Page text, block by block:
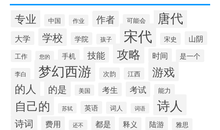
专业 中国 作业 作者 可能会 唐代
大学 学校 学院 孩子 宋代 宋史 山阴
工作 您的 手机 技能 攻略 时间 是一个
李白 梦幻西游 次韵 江西 游戏
的人 的是 美国 考生 考试 能力
自己的 苏轼 英语 词人 词语 诗人
诗词 费用 还不 都是 释义 陆游 雅思